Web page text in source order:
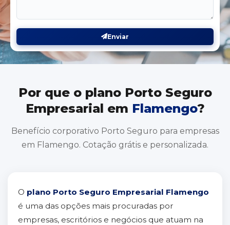
Enviar
Por que o plano Porto Seguro
Empresarial em Flamengo?
Benefício corporativo Porto Seguro para empresas
em Flamengo. Cotação grátis e personalizada.
O plano Porto Seguro Empresarial Flamengo
é uma das opções mais procuradas por
empresas, escritórios e negócios que atuam na